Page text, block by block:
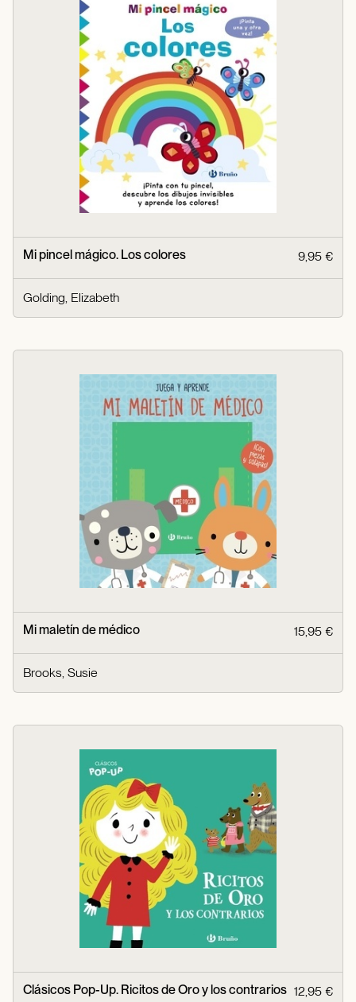
Mi pincel mágico. Los colores 9,95 €
Golding, Elizabeth
Mi maletín de médico 15,95 €
Brooks, Susie
Clásicos Pop-Up. Ricitos de Oro y los contrarios 12,95 €